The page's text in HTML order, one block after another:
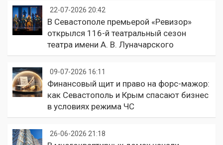
22-07-2026 20:42
В Севастополе премьерой «Ревизор»
открылся 116-й театральный сезон
театра имени А. В. Луначарского
09-07-2026 16:11
Финансовый щит и право на форс-мажор:
как Севастополь и Крым спасают бизнес
в условиях режима ЧС
26-06-2026 21:18